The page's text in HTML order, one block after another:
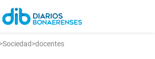
>Sociedad>docentes